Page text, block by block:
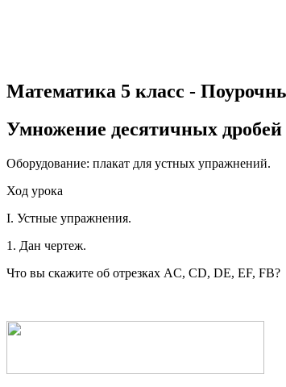
Математика 5 класс -
Умножение десятичных
Оборудование: плакат для устных упражнений.
Ход урока
I. Устные упражнения.
1. Дан чертеж.
Что вы скажите об отрезках AC, CD, DE, EF, FB?